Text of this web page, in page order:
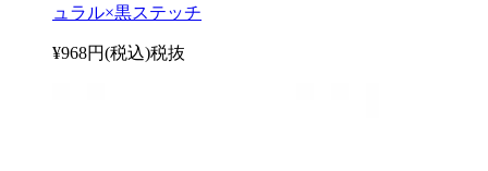
ュラル×黒ステッチ
¥968円(税込)税抜